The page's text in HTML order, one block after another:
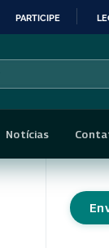
PARTICIPE
Notícias